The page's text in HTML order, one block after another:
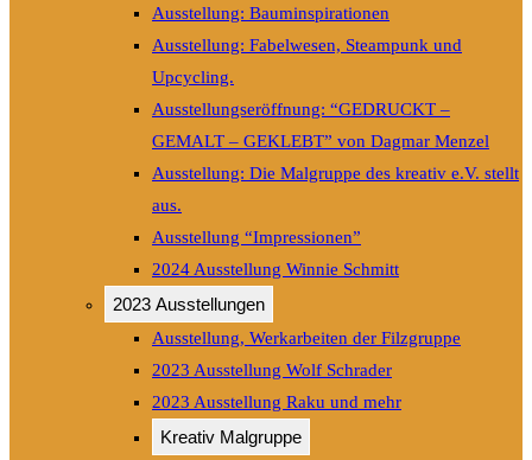
Ausstellung: Bauminspirationen
Ausstellung: Fabelwesen, Steampunk und
Upcycling.
Ausstellungseröffnung: “GEDRUCKT –
GEMALT – GEKLEBT” von Dagmar Menzel
Ausstellung: Die Malgruppe des kreativ e.V. stellt
aus.
Ausstellung “Impressionen”
2024 Ausstellung Winnie Schmitt
2023 Ausstellungen
Ausstellung, Werkarbeiten der Filzgruppe
2023 Ausstellung Wolf Schrader
2023 Ausstellung Raku und mehr
Kreativ Malgruppe